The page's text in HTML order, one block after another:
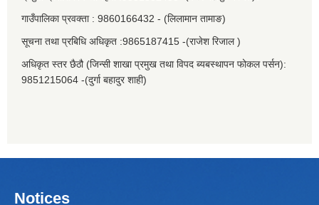
गाउँपालिका प्रवक्ता : 9860166432 - (लिलामान तामाङ)
सूचना तथा प्रबिधि अधिकृत :9865187415 -(राजेश रिजाल )
अधिकृत स्तर छैठौ (जिन्सी शाखा प्रमुख तथा विपद ब्यबस्थापन फोकल पर्सन):
9851215064 -(दुर्गा बहादुर शाही)
Notices